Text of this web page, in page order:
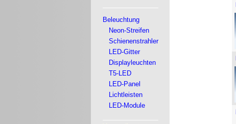
Beleuchtung
Neon-Streifen
Schienenstrahler
LED-Gitter
Displayleuchten
T5-LED
LED-Panel
Lichtleisten
LED-Module